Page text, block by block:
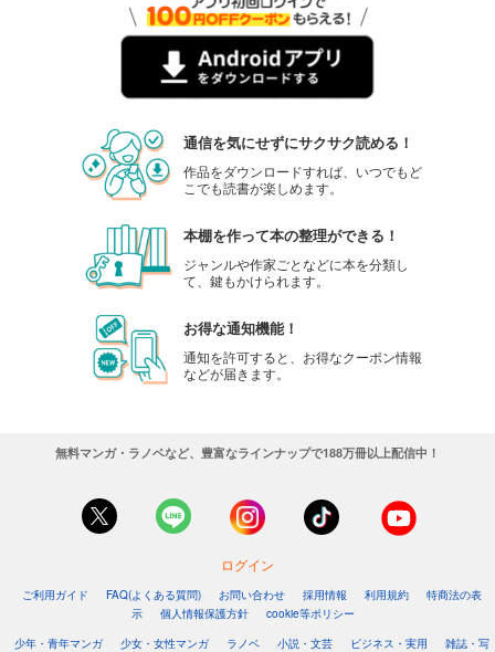
通信を気にせずにサクサク読める！
作品をダウンロードすれば、いつでもど
こでも読書が楽しめます。
本棚を作って本の整理ができる！
ジャンルや作家ごとなどに本を分類し
て、鍵もかけられます。
お得な通知機能！
通知を許可すると、お得なクーポン情報
などが届きます。
無料マンガ・ラノベなど、豊富なラインナップで188万冊以上配信中！
ログイン
ご利用ガイド FAQ(よくある質問) お問い合わせ 採用情報 利用規約
特商法の表
示
個人情報保護方針
cookie等ポリシー
少年・青年マンガ
少女・女性マンガ ラノベ 小説・文芸 ビジネス・実用 雑誌・写